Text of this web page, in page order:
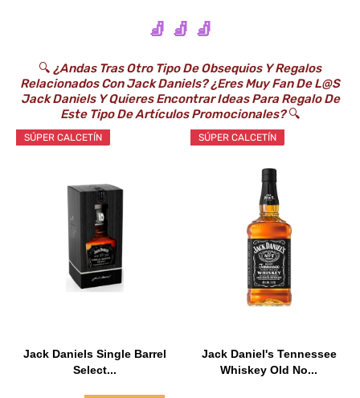
🧦 🧦 🧦
🔍 ¿Andas Tras Otro Tipo De Obsequios Y Regalos
Relacionados Con Jack Daniels? ¿Eres Muy Fan De L@s
Jack Daniels Y Quieres Encontrar Ideas Para Regalo De
Este Tipo De Artículos Promocionales?🔍
SÚPER CALCETÍN
Jack Daniels Single Barrel
Select...
SÚPER CALCETÍN
Jack Daniel's Tennessee
Whiskey Old No...